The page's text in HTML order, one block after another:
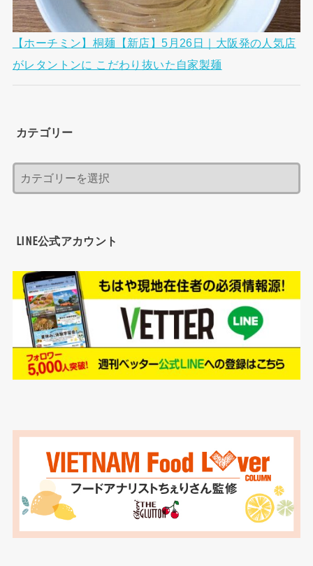
【ホーチミン】桐麺【新店】5月26日｜大阪発の人気店
がレタントンに こだわり抜いた自家製麺
カテゴリー
LINE公式アカウント